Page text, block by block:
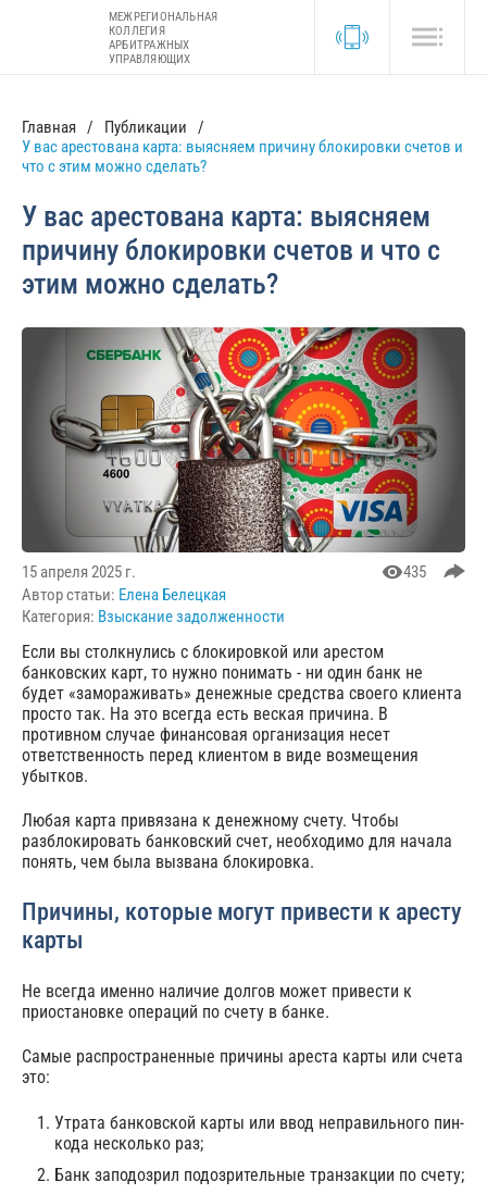
МЕЖРЕГИОНАЛЬНАЯ
КОЛЛЕГИЯ
АРБИТРАЖНЫХ
УПРАВЛЯЮЩИХ
Главная
Публикации
У вас арестована карта: выясняем причину блокировки счетов и
что с этим можно сделать?
У вас арестована карта: выясняем
причину блокировки счетов и что с
этим можно сделать?
15 апреля 2025 г.
Автор статьи: Елена Белецкая
Категория: Взыскание задолженности
435
Если вы столкнулись с блокировкой или арестом
банковских карт, то нужно понимать - ни один банк не
будет «замораживать» денежные средства своего клиента
просто так. На это всегда есть веская причина. В
противном случае финансовая организация несет
ответственность перед клиентом в виде возмещения
убытков.
Любая карта привязана к денежному счету. Чтобы
разблокировать банковский счет, необходимо для начала
понять, чем была вызвана блокировка.
Причины, которые могут привести к аресту
карты
Не всегда именно наличие долгов может привести к
приостановке операций по счету в банке.
Самые распространенные причины ареста карты или счета
это:
Утрата банковской карты или ввод неправильного пин-
кода несколько раз;
Банк заподозрил подозрительные транзакции по счету;